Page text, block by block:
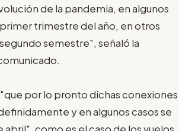
de la pandemia, en algunos
trimestre del año, en otros
semestre", señaló la
por lo pronto dichas conexiones
y en algunos casos se